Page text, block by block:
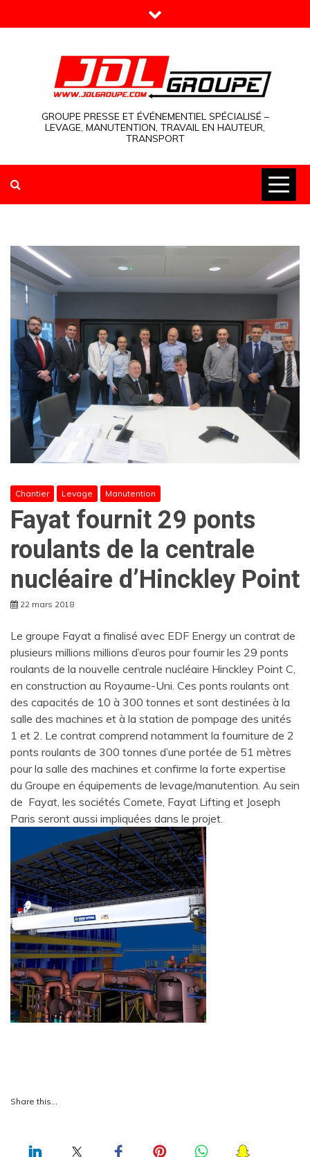
to
GROUPE PRESSE ET ÉVÉNEMENTIEL SPÉCIALISÉ –
LEVAGE, MANUTENTION, TRAVAIL EN HAUTEUR,
TRANSPORT
Chantier Levage Manutention
Fayat fournit 29 ponts
roulants de la centrale
nucléaire d’Hinckley Point
22 mars 2018
Le groupe Fayat a finalisé avec EDF Energy un contrat de
plusieurs millions millions d’euros pour fournir les 29 ponts
roulants de la nouvelle centrale nucléaire Hinckley Point C,
en construction au Royaume-Uni. Ces ponts roulants ont
des capacités de 10 à 300 tonnes et sont destinées à la
salle des machines et à la station de pompage des unités
1 et 2. Le contrat comprend notamment la fourniture de 2
ponts roulants de 300 tonnes d’une portée de 51 mètres
pour la salle des machines et confirme la forte expertise
du Groupe en équipements de levage/manutention. Au sein
de Fayat, les sociétés Comete, Fayat Lifting et Joseph
Paris seront aussi impliquées dans le projet.
Share this…